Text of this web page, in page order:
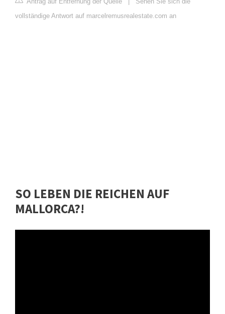
vollständige Antwort auf marcelremusrealestate.com an
SO LEBEN DIE REICHEN AUF
MALLORCA?!